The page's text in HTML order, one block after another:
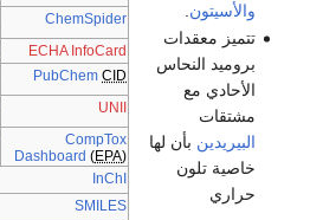
ChemSpider
ECHA InfoCard
PubChem CID
UNII
CompTox
Dashboard (EPA)
InChI
SMILES
والأسيتون
تتميز معقدات
بروميد النحاس
الأحادي مع
مشتقات
البيريدين بأن لها
خاصية تلون
حراري